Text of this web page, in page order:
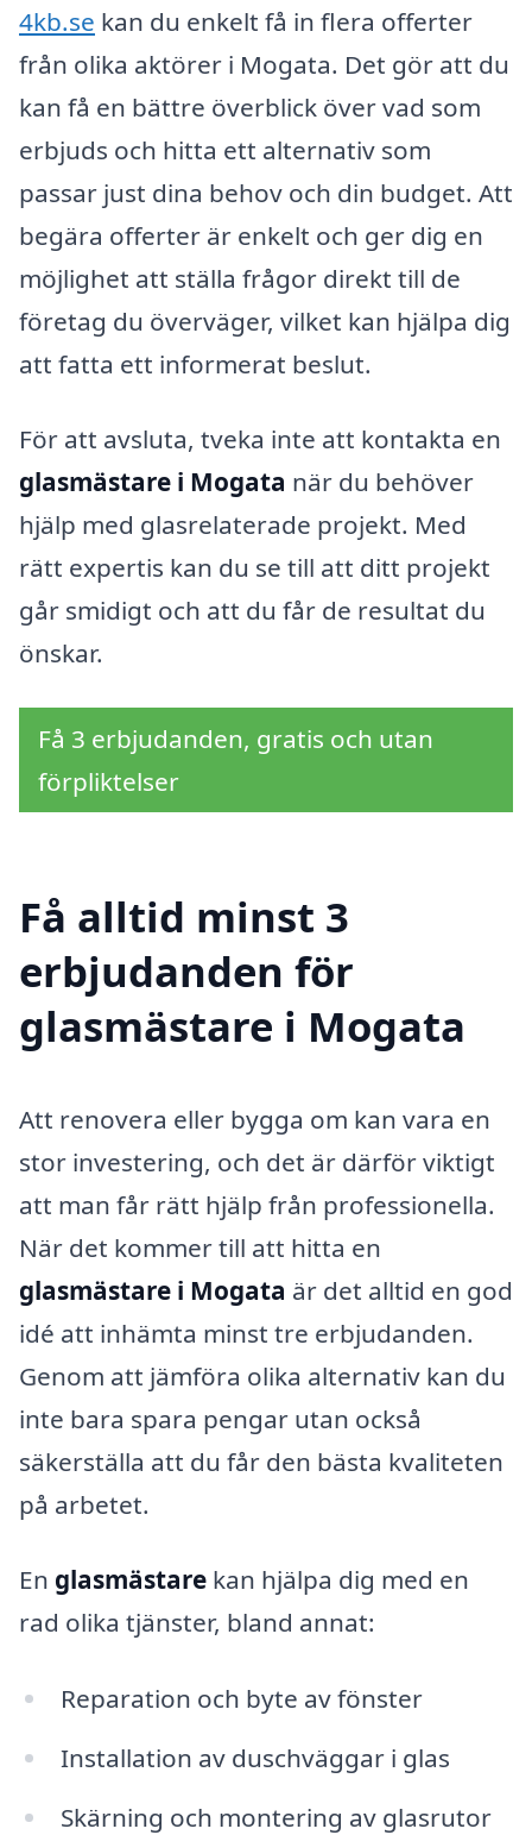
4kb.se kan du enkelt få in flera offerter
från olika aktörer i Mogata. Det gör att du
kan få en bättre överblick över vad som
erbjuds och hitta ett alternativ som
passar just dina behov och din budget. Att
begära offerter är enkelt och ger dig en
möjlighet att ställa frågor direkt till de
företag du överväger, vilket kan hjälpa dig
att fatta ett informerat beslut.
För att avsluta, tveka inte att kontakta en
glasmästare i Mogata när du behöver
hjälp med glasrelaterade projekt. Med
rätt expertis kan du se till att ditt projekt
går smidigt och att du får de resultat du
önskar.
Få 3 erbjudanden, gratis och utan
förpliktelser
Få alltid minst 3
erbjudanden för
glasmästare i Mogata
Att renovera eller bygga om kan vara en
stor investering, och det är därför viktigt
att man får rätt hjälp från professionella.
När det kommer till att hitta en
glasmästare i Mogata är det alltid en god
idé att inhämta minst tre erbjudanden.
Genom att jämföra olika alternativ kan du
inte bara spara pengar utan också
säkerställa att du får den bästa kvaliteten
på arbetet.
En glasmästare kan hjälpa dig med en
rad olika tjänster, bland annat:
Reparation och byte av fönster
Installation av duschväggar i glas
Skärning och montering av glasrutor